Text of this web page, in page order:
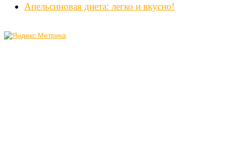
Апельсиновая диета: легко и вкусно!